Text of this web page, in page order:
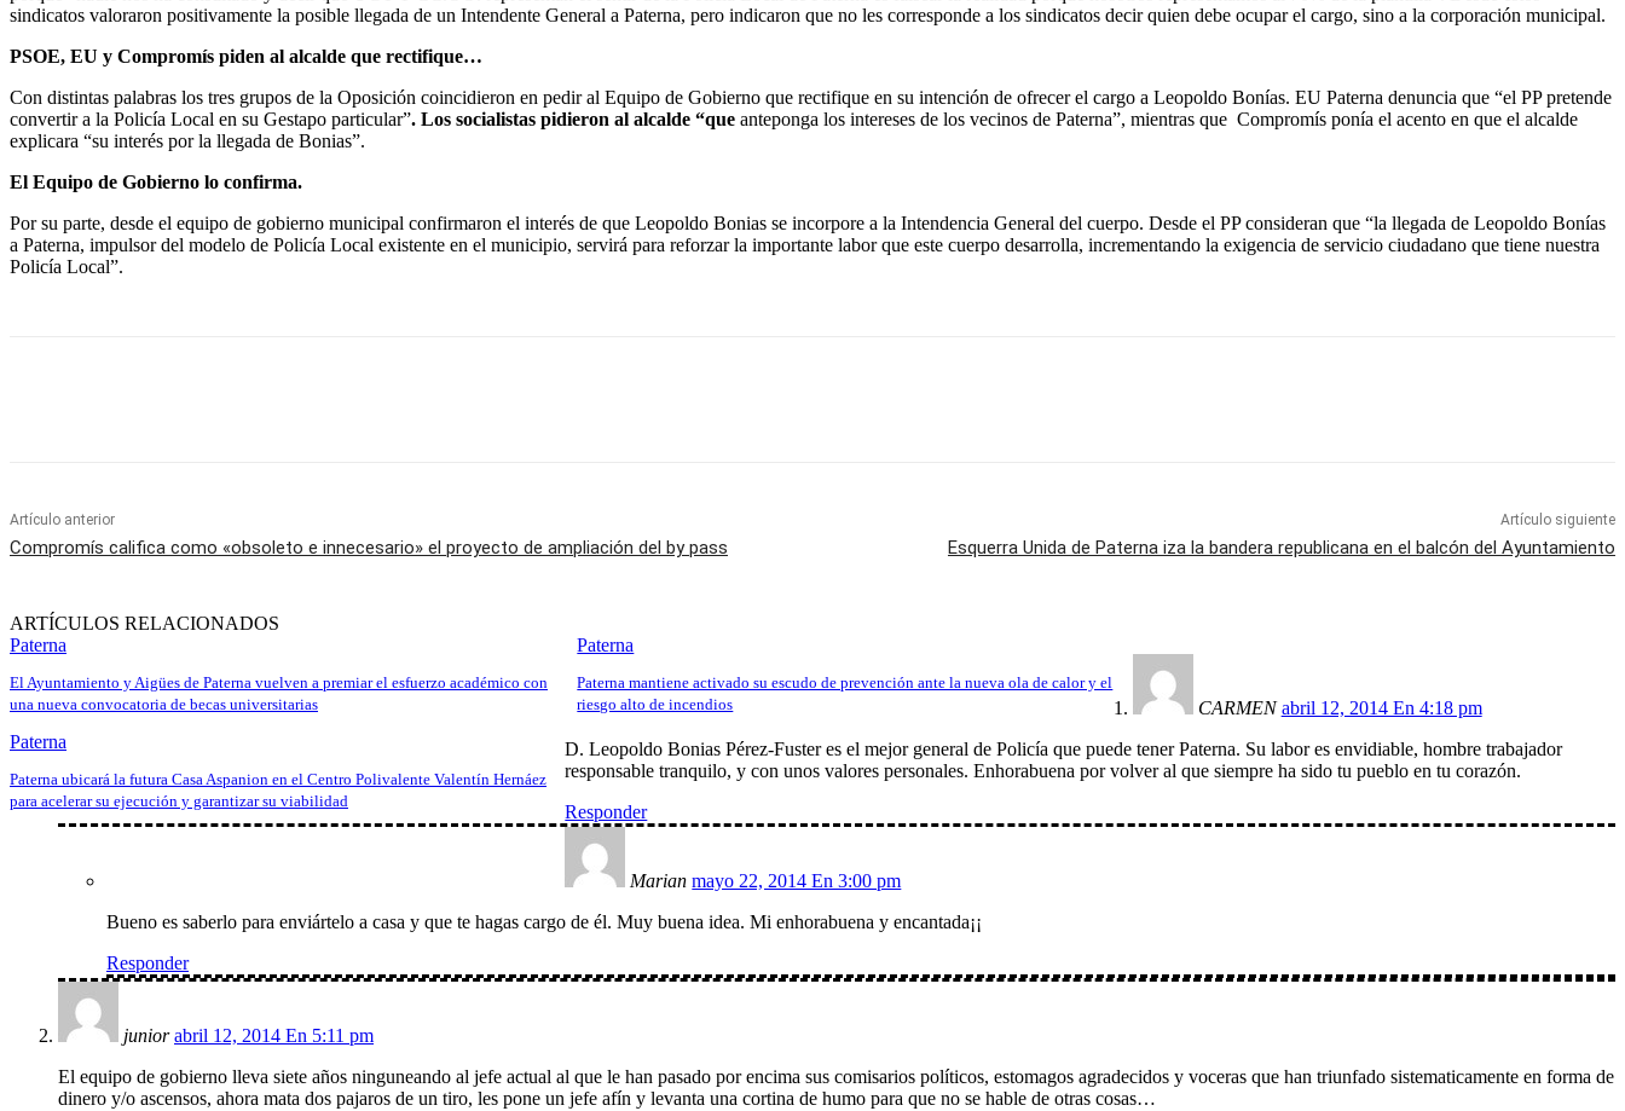
sindicatos valoraron positivamente la posible llegada de un Intendente General a Paterna, pero indicaron que no les corresponde a los sindicatos decir quien debe ocupar el cargo, sino a la corporación municipal.
PSOE, EU y Compromís piden al alcalde que rectifique…
Con distintas palabras los tres grupos de la Oposición coincidieron en pedir al Equipo de Gobierno que rectifique en su intención de ofrecer el cargo a Leopoldo Bonías. EU Paterna denuncia que “el PP pretende
convertir a la Policía Local en su Gestapo particular”. Los socialistas pidieron al alcalde “que anteponga los intereses de los vecinos de Paterna”, mientras que Compromís ponía el acento en que el alcalde
explicara “su interés por la llegada de Bonias”.
El Equipo de Gobierno lo confirma.
Por su parte, desde el equipo de gobierno municipal confirmaron el interés de que Leopoldo Bonias se incorpore a la Intendencia General del cuerpo. Desde el PP consideran que “la llegada de Leopoldo Bonías
a Paterna, impulsor del modelo de Policía Local existente en el municipio, servirá para reforzar la importante labor que este cuerpo desarrolla, incrementando la exigencia de servicio ciudadano que tiene nuestra
Policía Local”.
Artículo anterior
Compromís califica como «obsoleto e innecesario» el proyecto de ampliación del by pass
Artículo siguiente
Esquerra Unida de Paterna iza la bandera republicana en el balcón del Ayuntamiento
ARTÍCULOS RELACIONADOS
Paterna
El Ayuntamiento y Aigües de Paterna vuelven a premiar el esfuerzo académico con
una nueva convocatoria de becas universitarias
Paterna
Paterna mantiene activado su escudo de prevención ante la nueva ola de calor y el
riesgo alto de incendios
Paterna
Paterna ubicará la futura Casa Aspanion en el Centro Polivalente Valentín Hernáez
para acelerar su ejecución y garantizar su viabilidad
CARMEN abril 12, 2014 En 4:18 pm
D. Leopoldo Bonias Pérez-Fuster es el mejor general de Policía que puede tener Paterna. Su labor es envidiable, hombre trabajador
responsable tranquilo, y con unos valores personales. Enhorabuena por volver al que siempre ha sido tu pueblo en tu corazón.
Responder
Marian mayo 22, 2014 En 3:00 pm
Bueno es saberlo para enviártelo a casa y que te hagas cargo de él. Muy buena idea. Mi enhorabuena y encantada¡¡
Responder
junior abril 12, 2014 En 5:11 pm
El equipo de gobierno lleva siete años ninguneando al jefe actual al que le han pasado por encima sus comisarios políticos, estomagos agradecidos y voceras que han triunfado sistematicamente en forma de
dinero y/o ascensos, ahora mata dos pajaros de un tiro, les pone un jefe afín y levanta una cortina de humo para que no se hable de otras cosas…